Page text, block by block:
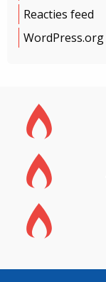
Reacties feed
WordPress.org